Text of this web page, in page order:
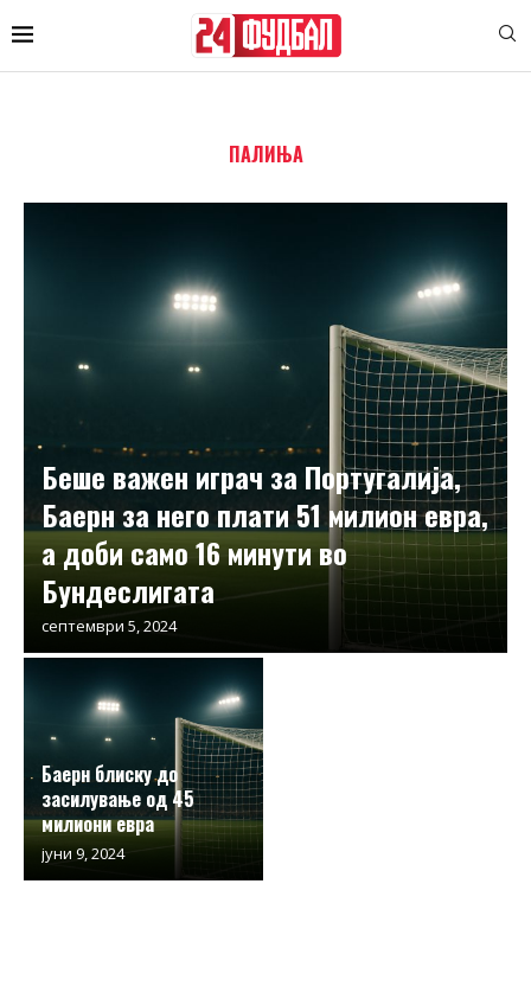
ПАЛИЊА
Беше важен играч за Португалија,
Баерн за него плати 51 милион евра,
а доби само 16 минути во
Бундеслигата
септември 5, 2024
Баерн блиску до
засилување од 45
милиони евра
јуни 9, 2024